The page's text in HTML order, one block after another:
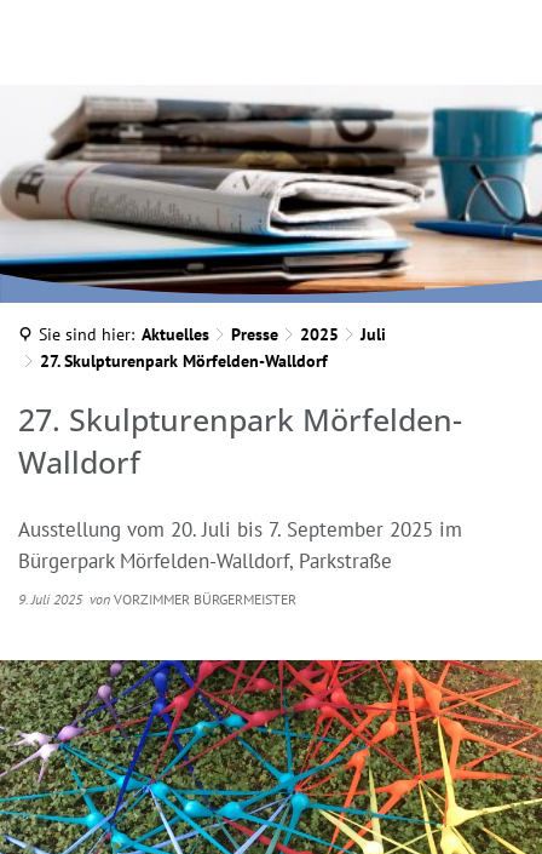
INA MARTELLA, © IM
Sie sind hier: Aktuelles Presse 2025
Juli
27. Skulpturenpark Mörfelden-Walldorf
27. Skulpturenpark Mörfelden-
Walldorf
Ausstellung vom 20. Juli bis 7. September 2025 im
Bürgerpark Mörfelden-Walldorf, Parkstraße
9. Juli 2025 von VORZIMMER BÜRGERMEISTER